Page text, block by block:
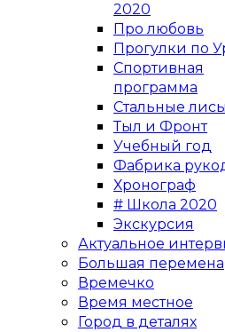
2020
Про любовь
Прогулки по
Спортивная
программа
Стальные лисы
Тыл и Фронт
Учебный год
Фабрика
Хронограф
# Школа 2020
Экскурсия
Актуальное
Большая перемена
Времечко
Время местное
Город в деталях